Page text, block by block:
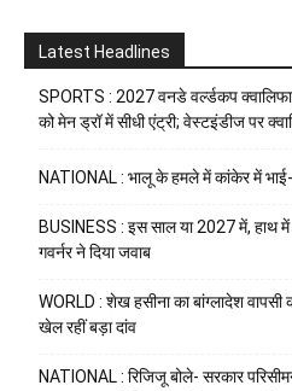
Latest Headlines
SPORTS : 2027 वनडे वर्ल्डकप
को मेन ड्रॉ में सीधी एंट्री; वेस्टइंडीज पर
NATIONAL : भालू के हमले में कांकेर में
BUSINESS : इस साल या 2027 में, हाथ
गवर्नर ने दिया जवाब
WORLD : शेख हसीना का बांग्लादेश
खेल रहीं बड़ा दांव
NATIONAL : रिजिजू बोले- सरकार